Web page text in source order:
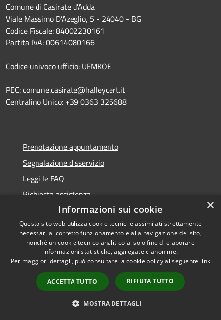
Comune di Casirate d'Adda
Viale Massimo D’Azeglio, 5 - 24040 - BG
Codice Fiscale: 84002230161
Partita IVA: 00614080166
Codice univoco ufficio: UFMKOE
PEC: comune.casirate@halleycert.it
Centralino Unico: +39 0363 326688
Prenotazione appuntamento
Segnalazione disservizio
Leggi le FAQ
Richiesta assistenza
Amministrazione trasparente
Informativa privacy
Note legali
Dichiarazione di accessibilità
×
Informazioni sui cookie
Questo sito web utilizza cookie tecnici e assimilati strettamente
necessari al corretto funzionamento e alla navigazione del sito,
nonché un cookie tecnico analitico al solo fine di elaborare
informazioni statistiche, aggregate e anonime.
Per maggiori dettagli, può consultare la cookie policy al seguente link
ACCETTA TUTTO RIFIUTA TUTTO
MOSTRA DETTAGLI